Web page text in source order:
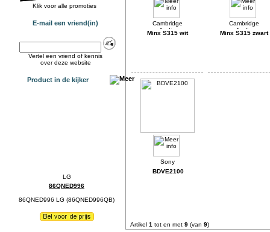
Klik voor alle promoties
E-mail een vriend(in)
Vertel een vriend of kennis
over deze website
Product in de kijker
86QNED996
86QNED996 LG (86QNED996QB)
Minx S315 wit Minx S315 zwart
BDVE2100
Artikel 1 tot en met 9 (van 9)